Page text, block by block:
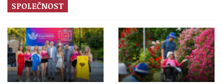
SPOLEČNOST